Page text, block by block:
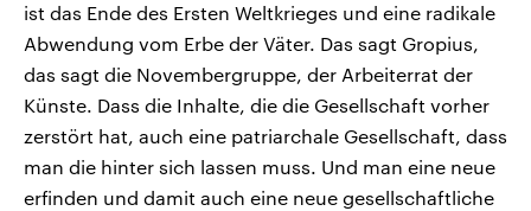
ist das Ende des Ersten Weltkrieges und eine radikale
Abwendung vom Erbe der Väter. Das sagt Gropius,
das sagt die Novembergruppe, der Arbeiterrat der
Künste. Dass die Inhalte, die die Gesellschaft vorher
zerstört hat, auch eine patriarchale Gesellschaft, dass
man die hinter sich lassen muss. Und man eine neue
erfinden und damit auch eine neue gesellschaftliche